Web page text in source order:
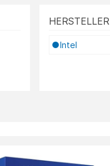
HERSTELLER
Intel